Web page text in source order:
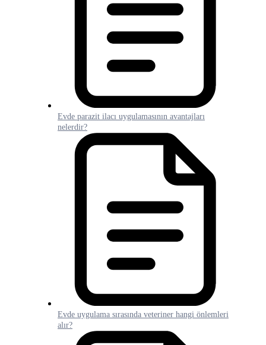
Evde parazit ilacı uygulamasının avantajları
nelerdir?
Evde uygulama sırasında veteriner hangi önlemleri
alır?